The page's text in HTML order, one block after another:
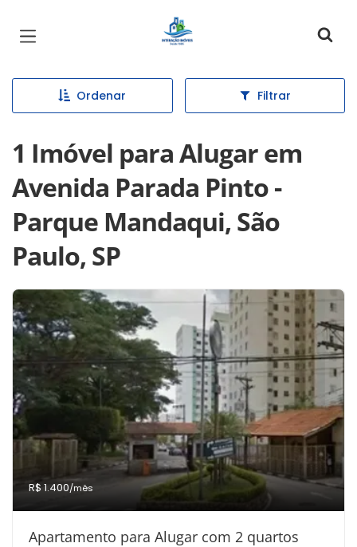
Página inicial
Ordenar Filtrar
1 Imóvel para Alugar em
Avenida Parada Pinto -
Parque Mandaqui, São
Paulo, SP
R$ 1.400/mês
Apartamento para Alugar com 2 quartos